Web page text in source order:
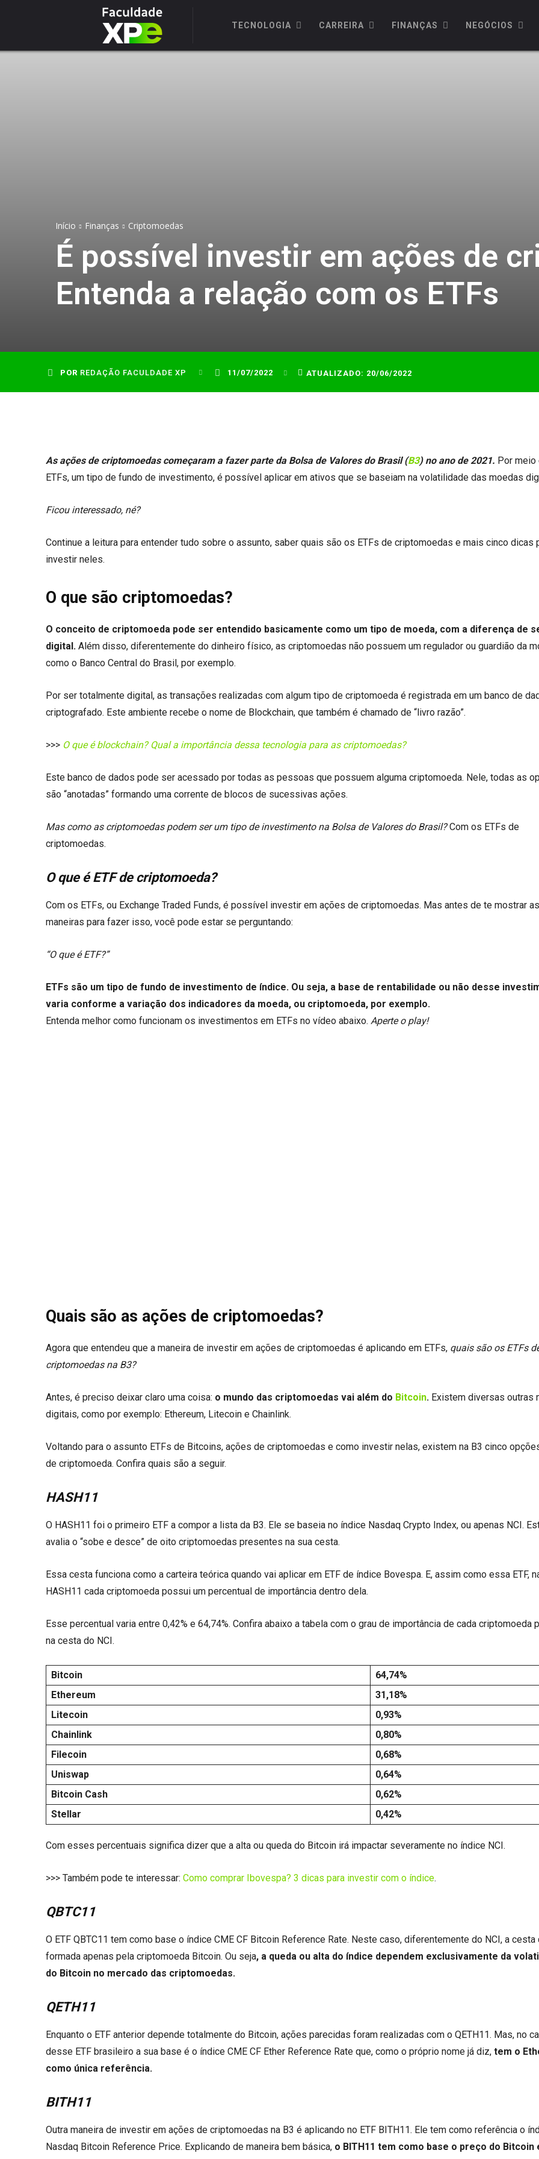
TECNOLOGIA CARREIRA FINANÇAS NEGÓCIOS
Início Finanças Criptomoedas
É possível investir em ações de
Entenda a relação com os ETFs
POR REDAÇÃO FACULDADE XP 11/07/2022 ATUALIZADO: 20/06/2022
As ações de criptomoedas começaram a fazer parte da Bolsa de Valores do Brasil (B3) no ano de 2021. Por meio
ETFs, um tipo de fundo de investimento, é possível aplicar em ativos que se baseiam na volatilidade das moedas
Ficou interessado, né?
Continue a leitura para entender tudo sobre o assunto, saber quais são os ETFs de criptomoedas e mais cinco dicas
investir neles.
O que são criptomoedas?
O conceito de criptomoeda pode ser entendido basicamente como um tipo de moeda, com a diferença de
digital. Além disso, diferentemente do dinheiro físico, as criptomoedas não possuem um regulador ou guardião da
como o Banco Central do Brasil, por exemplo.
Por ser totalmente digital, as transações realizadas com algum tipo de criptomoeda é registrada em um banco de
criptografado. Este ambiente recebe o nome de Blockchain, que também é chamado de “livro razão”.
>>> O que é blockchain? Qual a importância dessa tecnologia para as criptomoedas?
Este banco de dados pode ser acessado por todas as pessoas que possuem alguma criptomoeda. Nele, todas as
são “anotadas” formando uma corrente de blocos de sucessivas ações.
Mas como as criptomoedas podem ser um tipo de investimento na Bolsa de Valores do Brasil?Com os ETFs de
criptomoedas.
O que é ETF de criptomoeda?
Com os ETFs, ou Exchange Traded Funds, é possível investir em ações de criptomoedas. Mas antes de te mostrar as
maneiras para fazer isso, você pode estar se perguntando:
“O que é ETF?”
ETFs são um tipo de fundo de investimento de índice. Ou seja, a base de rentabilidade ou não desse
varia conforme a variação dos indicadores da moeda, ou criptomoeda, por exemplo.
Entenda melhor como funcionam os investimentos em ETFs no vídeo abaixo. Aperte o play!
Quais são as ações de criptomoedas?
Agora que entendeu que a maneira de investir em ações de criptomoedas é aplicando em ETFs, quais são os ETFs
criptomoedas na B3?
Antes, é preciso deixar claro uma coisa: o mundo das criptomoedas vai além do Bitcoin. Existem diversas outras
digitais, como por exemplo: Ethereum, Litecoin e Chainlink.
Voltando para o assunto ETFs de Bitcoins, ações de criptomoedas e como investir nelas, existem na B3 cinco
de criptomoeda. Confira quais são a seguir.
HASH11
O HASH11 foi o primeiro ETF a compor a lista da B3. Ele se baseia no índice Nasdaq Crypto Index, ou apenas NCI.
avalia o “sobe e desce” de oito criptomoedas presentes na sua cesta.
Essa cesta funciona como a carteira teórica quando vai aplicar em ETF de índice Bovespa. E, assim como essa ETF,
HASH11 cada criptomoeda possui um percentual de importância dentro dela.
Esse percentual varia entre 0,42% e 64,74%. Confira abaixo a tabela com o grau de importância de cada criptomoeda
na cesta do NCI.
Bitcoin
64,74%
Ethereum
31,18%
Litecoin
0,93%
Chainlink
0,80%
Filecoin
0,68%
Uniswap
0,64%
Bitcoin Cash
0,62%
Stellar
0,42%
Com esses percentuais significa dizer que a alta ou queda do Bitcoin irá impactar severamente no índice NCI.
>>> Também pode te interessar: Como comprar Ibovespa? 3 dicas para investir com o índice.
QBTC11
O ETF QBTC11 tem como base o índice CME CF Bitcoin Reference Rate. Neste caso, diferentemente do NCI, a cesta
formada apenas pela criptomoeda Bitcoin. Ou seja, a queda ou alta do índice dependem exclusivamente da
do Bitcoin no mercado das criptomoedas.
QETH11
Enquanto o ETF anterior depende totalmente do Bitcoin, ações parecidas foram realizadas com o QETH11. Mas, no
desse ETF brasileiro a sua base é o índice CME CF Ether Reference Rate que, como o próprio nome já diz, tem o
como única referência.
BITH11
Outra maneira de investir em ações de criptomoedas na B3 é aplicando no ETF BITH11. Ele tem como referência o
Nasdaq Bitcoin Reference Price. Explicando de maneira bem básica, o BITH11 tem como base o preço do Bitcoin